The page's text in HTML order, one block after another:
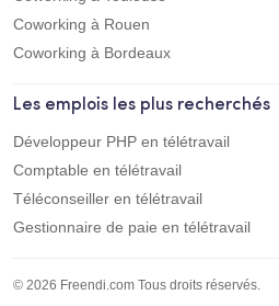
Coworking à Rouen
Coworking à Bordeaux
Les emplois les plus recherchés
Développeur PHP en télétravail
Comptable en télétravail
Téléconseiller en télétravail
Gestionnaire de paie en télétravail
© 2026 Freendi.com Tous droits réservés.